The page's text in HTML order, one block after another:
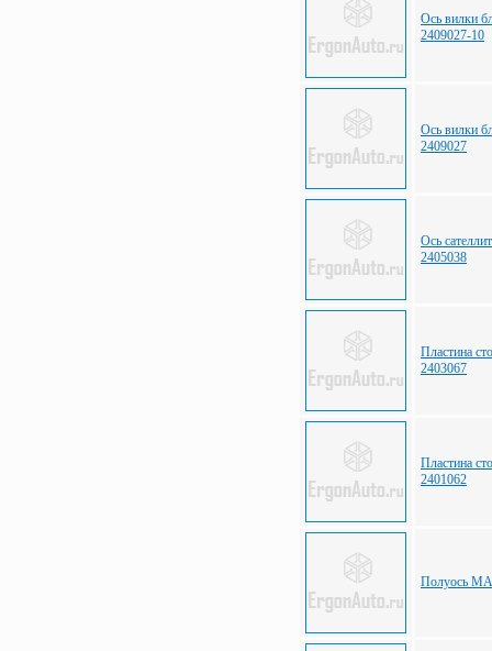
Ось вилки
2409027-10
Ось вилки
2409027
Ось
2405038
Пластина
2403067
Пластина
2401062
Полуось